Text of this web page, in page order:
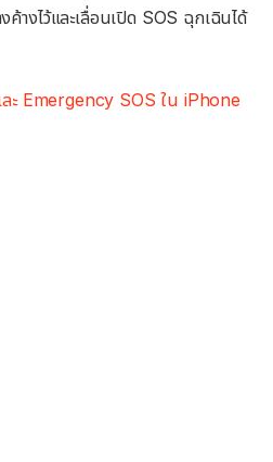
างไว้และเลื่อนเปิด SOS ฉุกเฉินได้
ะ Emergency SOS ใน iPhone